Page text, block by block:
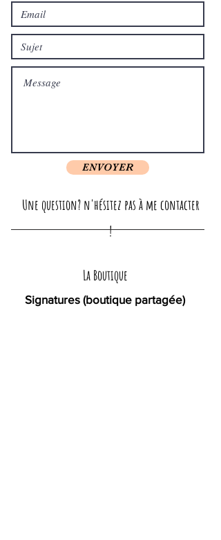
La Boutique
Signatures (boutique partagée)
ENVOYER
Une question? n'hésitez pas à me contacter
!